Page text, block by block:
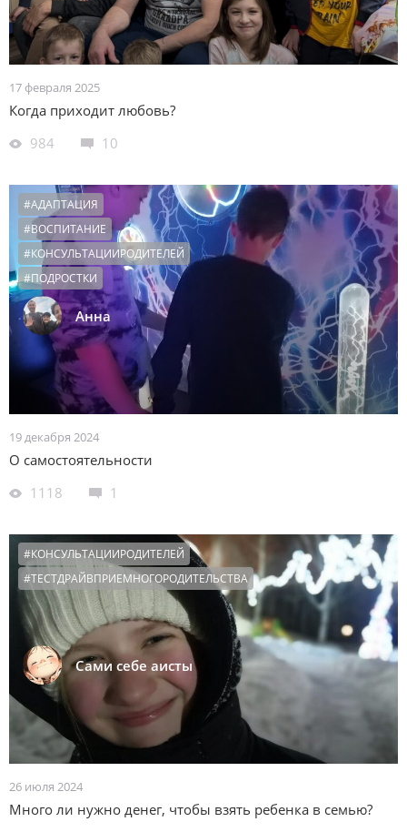
17 февраля 2025
Когда приходит любовь?
984
10
Анна
#АДАПТАЦИЯ
#ВОСПИТАНИЕ
#КОНСУЛЬТАЦИИРОДИТЕЛЕЙ
#ПОДРОСТКИ
19 декабря 2024
О самостоятельности
1118
1
Сами себе аисты
#КОНСУЛЬТАЦИИРОДИТЕЛЕЙ
#ТЕСТДРАЙВПРИЕМНОГОРОДИТЕЛЬСТВА
26 июля 2024
Много ли нужно денег, чтобы взять ребенка в семью?